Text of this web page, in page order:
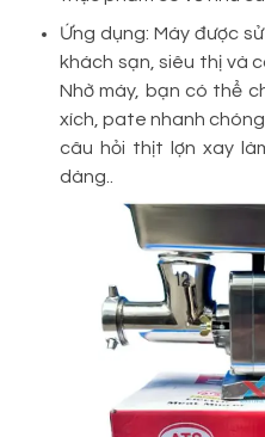
Ứng dụng: Máy được
khách sạn, siêu thị và
Nhờ máy, bạn có thể
xích, pate nhanh
câu hỏi thịt lợn xay
dàng..